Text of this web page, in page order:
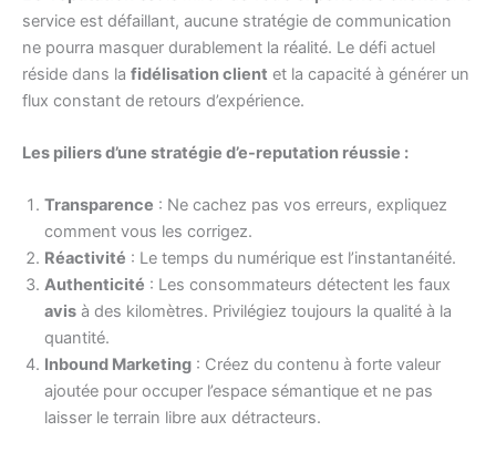
service est défaillant, aucune stratégie de communication
ne pourra masquer durablement la réalité. Le défi actuel
réside dans la fidélisation client et la capacité à générer un
flux constant de retours d’expérience.
Les piliers d’une stratégie d’e-reputation réussie :
Transparence : Ne cachez pas vos erreurs, expliquez
comment vous les corrigez.
Réactivité : Le temps du numérique est l’instantanéité.
Authenticité : Les consommateurs détectent les faux
avis à des kilomètres. Privilégiez toujours la qualité à la
quantité.
Inbound Marketing : Créez du contenu à forte valeur
ajoutée pour occuper l’espace sémantique et ne pas
laisser le terrain libre aux détracteurs.